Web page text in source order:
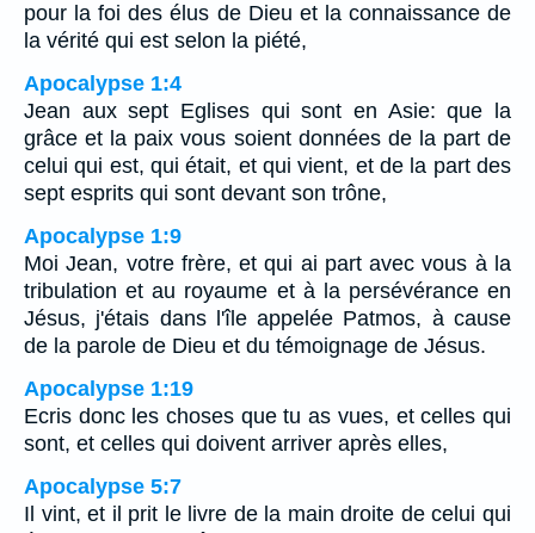
pour la foi des élus de Dieu et la connaissance de
la vérité qui est selon la piété,
Apocalypse 1:4
Jean aux sept Eglises qui sont en Asie: que la
grâce et la paix vous soient données de la part de
celui qui est, qui était, et qui vient, et de la part des
sept esprits qui sont devant son trône,
Apocalypse 1:9
Moi Jean, votre frère, et qui ai part avec vous à la
tribulation et au royaume et à la persévérance en
Jésus, j'étais dans l'île appelée Patmos, à cause
de la parole de Dieu et du témoignage de Jésus.
Apocalypse 1:19
Ecris donc les choses que tu as vues, et celles qui
sont, et celles qui doivent arriver après elles,
Apocalypse 5:7
Il vint, et il prit le livre de la main droite de celui qui